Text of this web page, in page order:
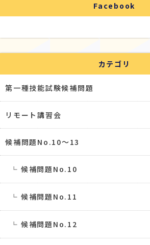
Facebook
カテゴリ
第一種技能試験候補問題
リモート講習会
候補問題No.10〜13
候補問題No.10
候補問題No.11
候補問題No.12